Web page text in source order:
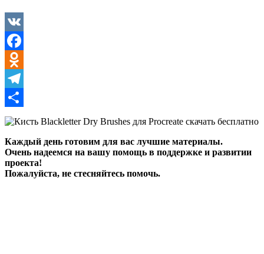
VK
Facebook
Odnoklassniki
Telegram
Отправить
Каждый день готовим для вас лучшие материалы.
Очень надеемся на вашу помощь в поддержке и развитии
проекта!
Пожалуйста, не стесняйтесь помочь.